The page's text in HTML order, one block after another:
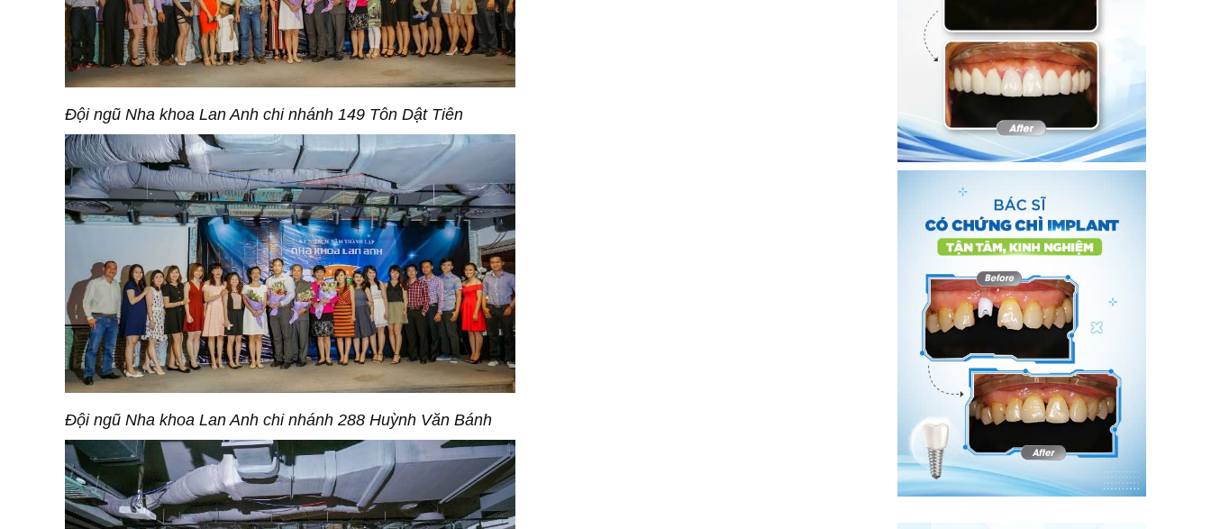
Đội ngũ Nha khoa Lan Anh chi nhánh 149 Tôn Dật Tiên
Đội ngũ Nha khoa Lan Anh chi nhánh 288 Huỳnh Văn Bánh